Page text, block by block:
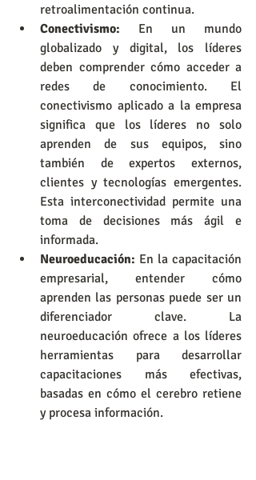
retroalimentación continua.
Conectivismo: En un mundo
globalizado y digital, los líderes
deben comprender cómo acceder a
redes de conocimiento. El
conectivismo aplicado a la empresa
significa que los líderes no solo
aprenden de sus equipos, sino
también de expertos externos,
clientes y tecnologías emergentes.
Esta interconectividad permite una
toma de decisiones más ágil e
informada.
Neuroeducación: En la capacitación
empresarial, entender cómo
aprenden las personas puede ser un
diferenciador clave. La
neuroeducación ofrece a los líderes
herramientas para desarrollar
capacitaciones más efectivas,
basadas en cómo el cerebro retiene
y procesa información.